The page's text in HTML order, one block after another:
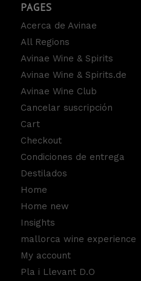
PAGES
Acerca de Avinae
All Regions
Avinae Wine & Spirits
Avinae Wine & Spirits.de
Avinae Wine Club
Cancelar suscripción
Cart
Checkout
Condiciones de entrega
Destilados
Home
Home new
Insights
mallorca wine experience
My account
Pla i Llevant D.O